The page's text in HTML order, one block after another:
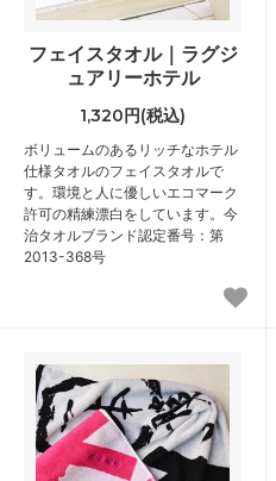
フェイスタオル｜ラグジ
ュアリーホテル
1,320円(税込)
ボリュームのあるリッチなホテル
仕様タオルのフェイスタオルで
す。環境と人に優しいエコマーク
許可の精練漂白をしています。今
治タオルブランド認定番号：第
2013-368号